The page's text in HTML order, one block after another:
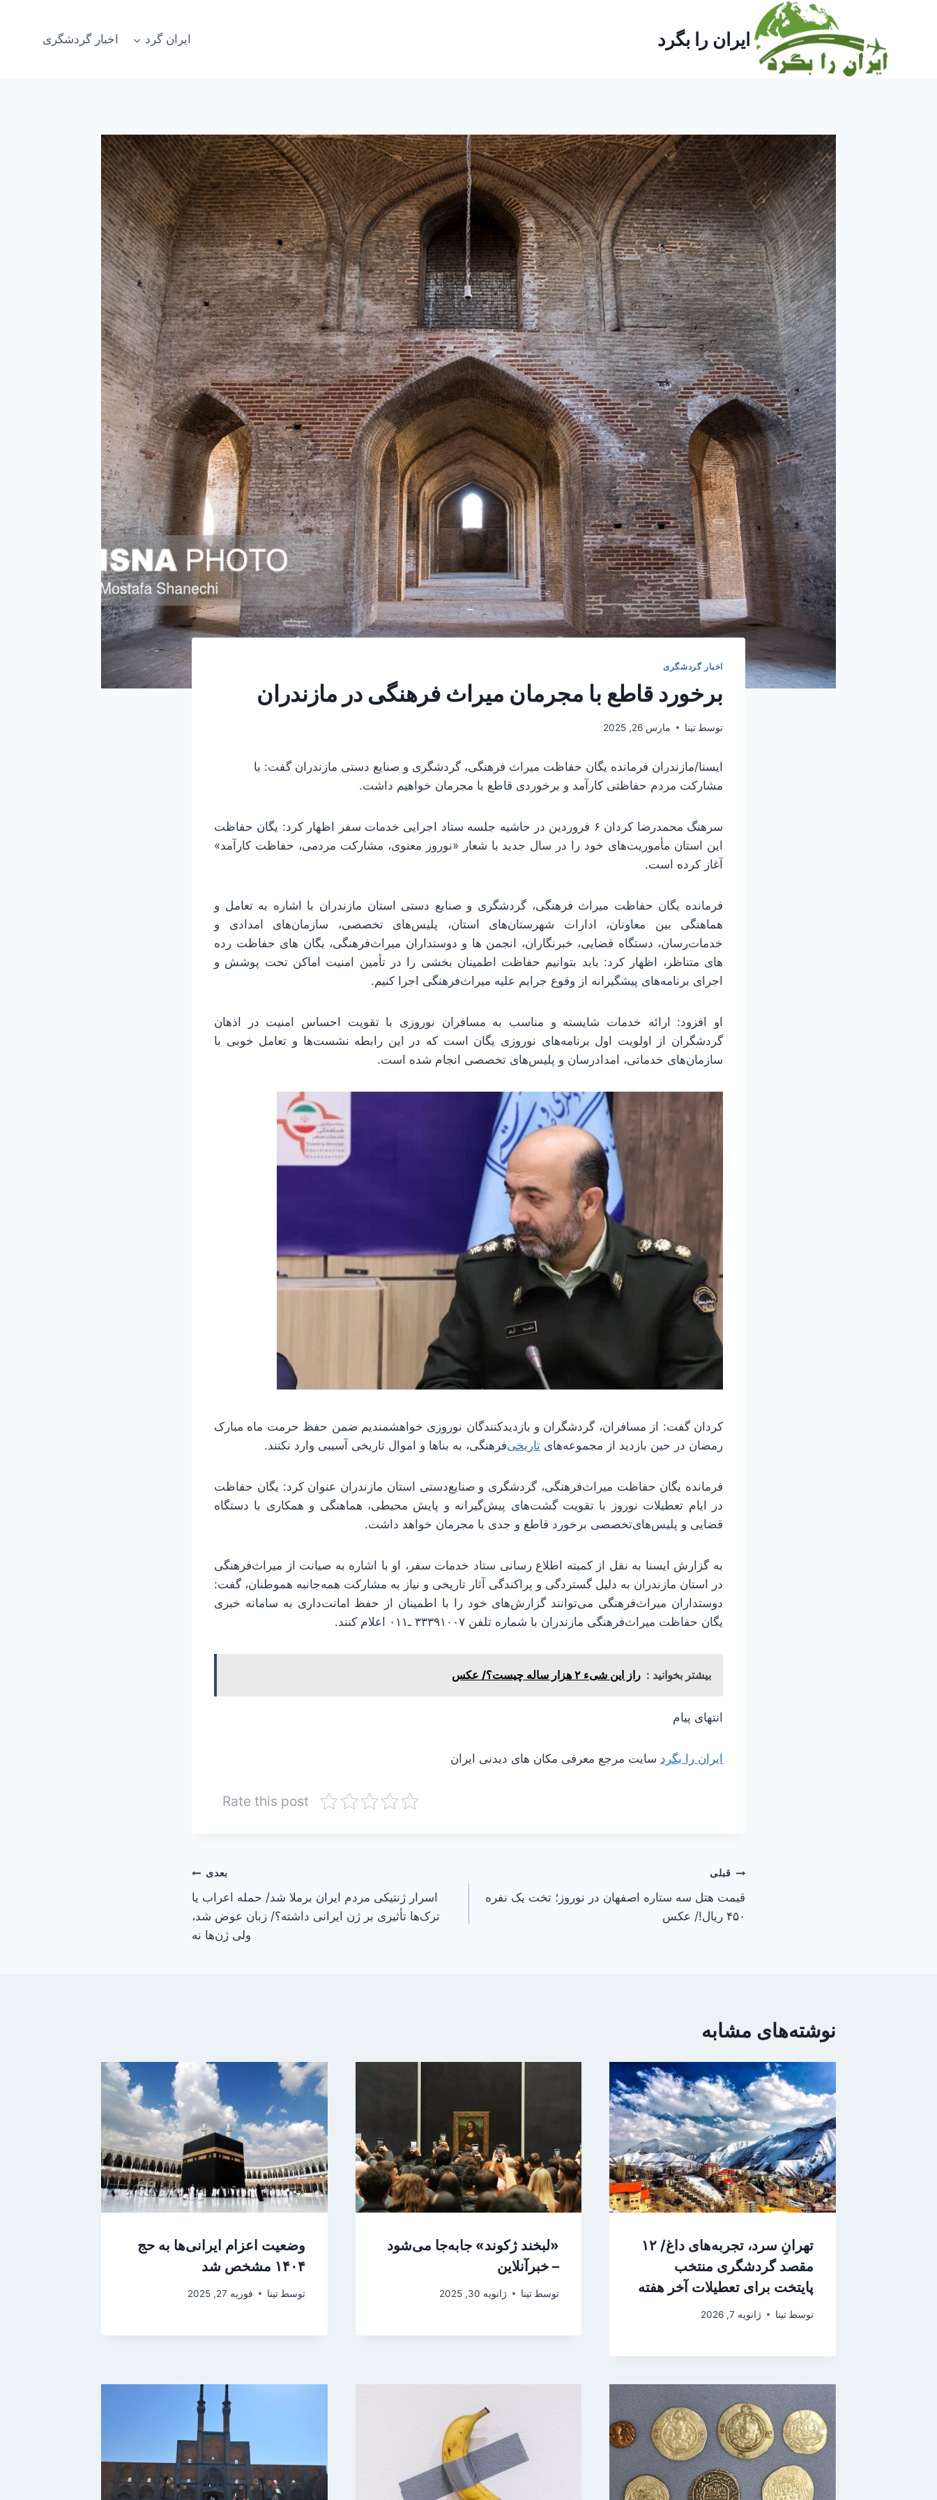
ایران را بگرد ایران گرد اخبار گردشگری
اخبار گردشگری
برخورد قاطع با مجرمان میراث فرهنگی در مازندران
توسط تینا مارس 26, 2025
ایسنا/مازندران فرمانده یگان حفاظت میراث فرهنگی، گردشگری و صنایع دستی مازندران گفت: با
مشارکت مردم حفاظتی کارآمد و برخوردی قاطع با مجرمان خواهیم داشت.
سرهنگ محمدرضا کردان ۶ فروردین در حاشیه جلسه ستاد اجرایی خدمات سفر اظهار کرد: یگان حفاظت
این استان مأموریت‌های خود را در سال جدید با شعار «نوروز معنوی، مشارکت مردمی، حفاظت کارآمد»
آغاز کرده‌ است.
فرمانده یگان حفاظت میراث فرهنگی، گردشگری و صنایع دستی استان مازندران با اشاره به تعامل و
هماهنگی بین معاونان، ادارات شهرستان‌های استان، پلیس‌های تخصصی، سازمان‌های امدادی و
خدمات‌رسان، دستگاه‌ قضایی، خبرنگاران، انجمن ها و دوستداران میراث‌فرهنگی، یگان‌ های حفاظت رده
های متناظر، اظهار کرد: باید بتوانیم حفاظت اطمینان بخشی را در تأمین امنیت اماکن تحت پوشش و
اجرای برنامه‌های پیشگیرانه از وقوع جرایم علیه میراث‌فرهنگی اجرا کنیم.
او افزود: ارائه خدمات شایسته و مناسب به مسافران نوروزی با تقویت احساس امنیت در اذهان
گردشگران از اولویت اول برنامه‌های نوروزی یگان است که در این رابطه نشست‌ها و تعامل خوبی با
سازمان‌های خدماتی، امدادرسان و پلیس‌های تخصصی انجام شده است.
کردان گفت: از مسافران، گردشگران و بازدیدکنندگان نوروزی خواهشمندیم ضمن حفظ حرمت ماه مبارک
رمضان در حین بازدید از مجموعه‌های تاریخی‌فرهنگی، به بناها و اموال تاریخی آسیبی وارد نکنند.
فرمانده یگان حفاظت میراث‌فرهنگی، گردشگری و صنایع‌دستی استان مازندران عنوان کرد: یگان حفاظت
در ایام تعطیلات نوروز با تقویت گشت‌های پیش‌گیرانه و پایش محیطی، هماهنگی و همکاری با دستگاه‌
قضایی و پلیس‌های‌تخصصی برخورد قاطع و جدی با مجرمان خواهد داشت.
به گزارش ایسنا به نقل از کمیته اطلاع رسانی ستاد خدمات سفر، او با اشاره به صیانت از میراث‌فرهنگی
در استان مازندران به دلیل گستردگی و پراکندگی آثار تاریخی و نیاز به مشارکت همه‌جانبه هموطنان، گفت:
دوستداران میراث‌فرهنگی می‌توانند گزارش‌های خود را با اطمینان از حفظ امانت‌داری به سامانه خبری
یگان حفاظت میراث‌فرهنگی مازندران با شماره‌ تلفن ۳۳۳۹۱۰۰۷ ـ۰۱۱ اعلام کنند.
بیشتر بخوانید : راز این شیء ۲ هزار ساله چیست؟/ عکس
انتهای پیام
ایران را بگرد سایت مرجع معرفی مکان های دیدنی ایران
Rate this post
راهبری
نوشته
قبلی
قیمت هتل سه ستاره اصفهان در نوروز؛ تخت یک نفره
۴۵۰ ریال!/ عکس
بعدی
اسرار ژنتیکی مردم ایران برملا شد/ حمله اعراب یا
ترک‌ها تأثیری بر ژن ایرانی داشته؟/ زبان عوض شد،
ولی ژن‌ها نه
نوشته‌های مشابه
تهرانِ سرد، تجربه‌های داغ/ ۱۲
مقصد گردشگری منتخب
پایتخت برای تعطیلات آخر هفته
توسط تینا ژانویه 7, 2026
«لبخند ژکوند» جابه‌جا می‌شود
– خبرآنلاین
توسط تینا ژانویه 30, 2025
وضعیت اعزام ایرانی‌ها به حج
۱۴۰۴ مشخص شد
توسط تینا فوریه 27, 2025